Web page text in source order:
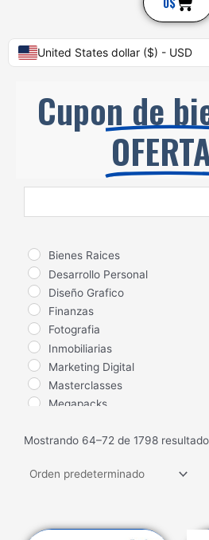
United States dollar ($) - USD
Cupon de
Bienes Raices
Desarrollo Personal
Diseño Grafico
Finanzas
Fotografia
Inmobiliarias
Marketing Digital
Masterclasses
Megapacks
Salud
Trading
Mostrando 64–72 de 1798